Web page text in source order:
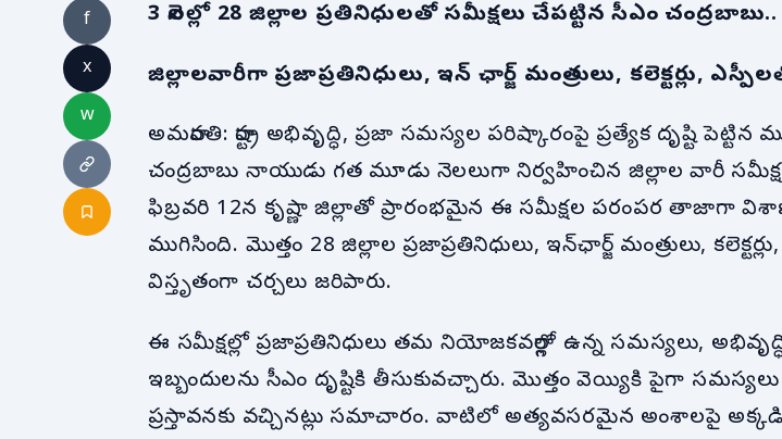
f
x
w
3 నెలల్లో 28 జిల్లాల ప్రతినిధులతో సమీక్షలు చేపట్టిన సీఎం చంద్రబాబు..
జిల్లాలవారీగా ప్రజాప్రతినిధులు, ఇన్ ఛార్జ్ మంత్రులు, కలెక్టర్లు,
అమరావతి: రాష్ట్ర అభివృద్ధి, ప్రజా సమస్యల పరిష్కారంపై ప్రత్యేక దృష్టి పెట్టిన
చంద్రబాబు నాయుడు గత మూడు నెలలుగా నిర్వహించిన జిల్లాల వారీ
ఫిబ్రవరి 12న కృష్ణా జిల్లాతో ప్రారంభమైన ఈ సమీక్షల పరంపర తాజాగా
ముగిసింది. మొత్తం 28 జిల్లాల ప్రజాప్రతినిధులు, ఇన్‌ఛార్జ్ మంత్రులు,
విస్తృతంగా చర్చలు జరిపారు.
ఈ సమీక్షల్లో ప్రజాప్రతినిధులు తమ నియోజకవర్గాల్లో ఉన్న సమస్యలు,
ఇబ్బందులను సీఎం దృష్టికి తీసుకువచ్చారు. మొత్తం వెయ్యికి పైగా
ప్రస్తావనకు వచ్చినట్లు సమాచారం. వాటిలో అత్యవసరమైన అంశాలపై